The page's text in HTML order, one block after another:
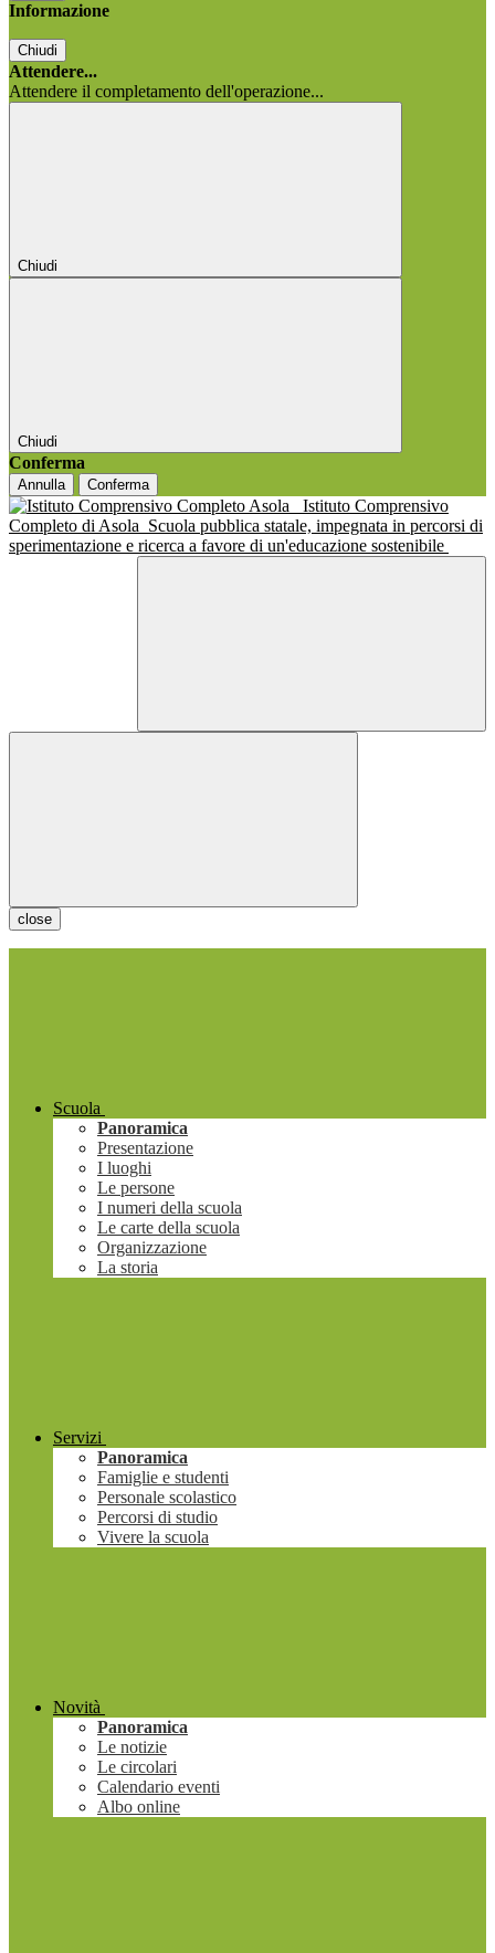
Informazione
Chiudi
Attendere...
Attendere il completamento dell'operazione...
Chiudi
Chiudi
Conferma
Annulla Conferma
Istituto Comprensivo
Completo di Asola Scuola pubblica statale, impegnata in percorsi di
sperimentazione e ricerca a favore di un'educazione sostenibile
close
Scuola
Panoramica
Presentazione
I luoghi
Le persone
I numeri della scuola
Le carte della scuola
Organizzazione
La storia
Servizi
Panoramica
Famiglie e studenti
Personale scolastico
Percorsi di studio
Vivere la scuola
Novità
Panoramica
Le notizie
Le circolari
Calendario eventi
Albo online